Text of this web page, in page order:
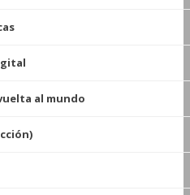
al mundo